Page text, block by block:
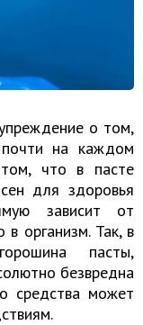
о том,
на каждом
что в пасте
для здоровья
зависит от
организм. Так, в
пасты,
безвредна
средства может